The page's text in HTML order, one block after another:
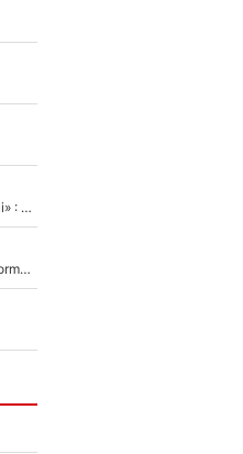
Mercato - OM - «Dès que je prends un club, je t’appellerai» : La promesse de Marcelino au moment de claquer la porte
Victime de racisme contre Murray, Kyrgios pousse un énorme coup de gueule !